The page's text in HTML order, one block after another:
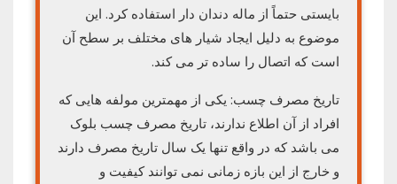
بایستی حتماً از ماله دندان دار استفاده کرد. این
موضوع به دلیل ایجاد شیار های مختلف بر سطح آن
است که اتصال را ساده تر می کند.
تاریخ مصرف چسب: یکی از مهمترین مولفه هایی که
افراد از آن اطلاع ندارند، تاریخ مصرف چسب بلوک
می باشد که در واقع تنها یک سال تاریخ مصرف دارند
و خارج از این بازه زمانی نمی توانند کیفیت و